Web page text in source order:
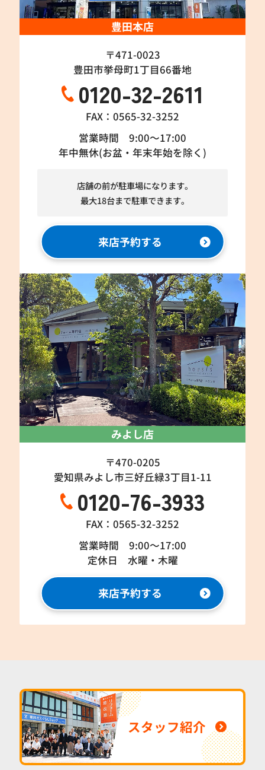
豊田本店
〒471-0023
豊田市挙母町1丁目66番地
0120-32-2611
FAX：0565-32-3252
営業時間 9:00～17:00
年中無休(お盆・年末年始を除く)
店舗の前が駐車場になります。
最大18台まで駐車できます。
来店予約する
みよし店
〒470-0205
愛知県みよし市三好丘緑3丁目1-11
0120-76-3933
FAX：0565-32-3252
営業時間 9:00～17:00
定休日 水曜・木曜
来店予約する
スタッフ紹介